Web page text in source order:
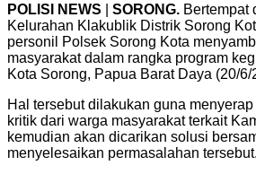
POLISI NEWS SORONG. Bertempat
Kelurahan Klakublik Distrik Sorong
personil Polsek Sorong Kota
masyarakat dalam rangka program
Kota Sorong, Papua Barat Daya (20/6/
Hal tersebut dilakukan guna
kritik dari warga masyarakat terkait
kemudian akan dicarikan solusi
menyelesaikan permasalahan tersebut.